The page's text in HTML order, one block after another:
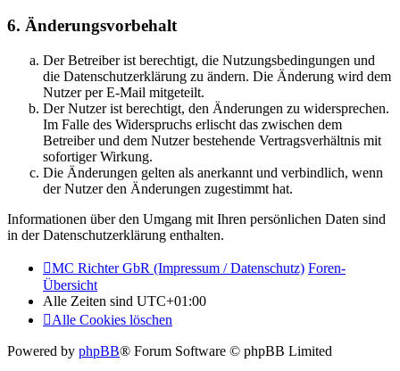
6. Änderungsvorbehalt
Der Betreiber ist berechtigt, die Nutzungsbedingungen und
die Datenschutzerklärung zu ändern. Die Änderung wird dem
Nutzer per E-Mail mitgeteilt.
Der Nutzer ist berechtigt, den Änderungen zu widersprechen.
Im Falle des Widerspruchs erlischt das zwischen dem
Betreiber und dem Nutzer bestehende Vertragsverhältnis mit
sofortiger Wirkung.
Die Änderungen gelten als anerkannt und verbindlich, wenn
der Nutzer den Änderungen zugestimmt hat.
Informationen über den Umgang mit Ihren persönlichen Daten sind
in der Datenschutzerklärung enthalten.
MC Richter GbR (Impressum / Datenschutz) Foren-
Übersicht
Alle Zeiten sind UTC+01:00
Alle Cookies löschen
Powered by phpBB® Forum Software © phpBB Limited